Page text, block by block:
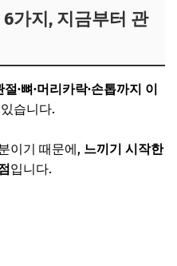
가지, 지금부터 관
절·뼈·머리카락·손톱까지 이
습니다.
이기 때문에, 느끼기 시작한
입니다.